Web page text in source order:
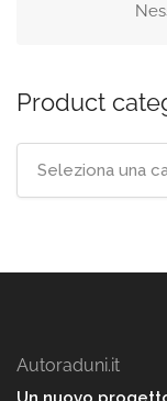
Product
Seleziona una
Autoraduni.it